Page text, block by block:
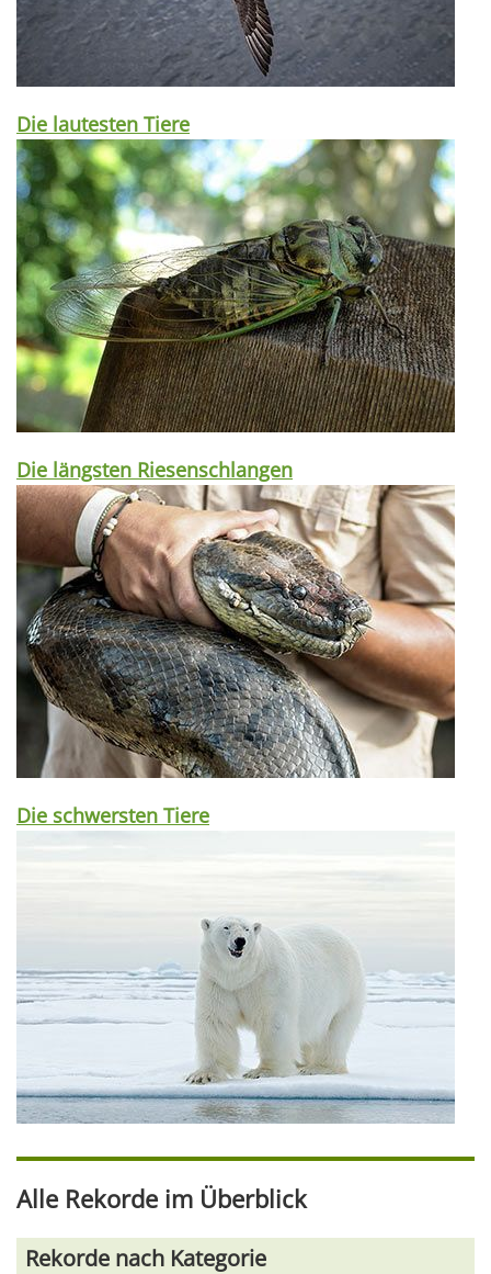
Die lautesten Tiere
Die längsten Riesenschlangen
Die schwersten Tiere
Alle Rekorde im Überblick
Rekorde nach Kategorie